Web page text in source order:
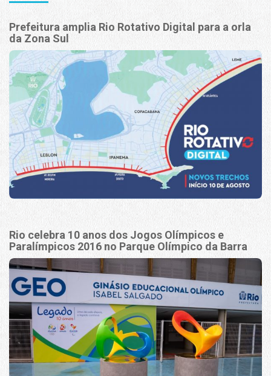
Prefeitura amplia Rio Rotativo Digital para a orla
da Zona Sul
Rio celebra 10 anos dos Jogos Olímpicos e
Paralímpicos 2016 no Parque Olímpico da Barra